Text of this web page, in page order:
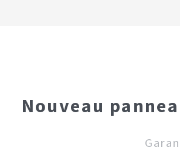
Nouveau